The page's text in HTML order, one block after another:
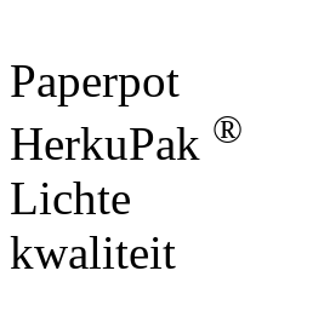
Paperpot
HerkuPak ®
Lichte
kwaliteit